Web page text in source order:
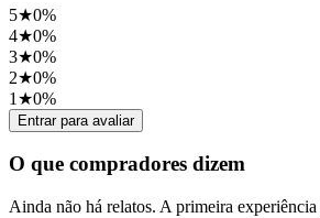
5★0%
4★0%
3★0%
2★0%
1 ★0%
Entrar para avaliar
O que compradores dizem
Ainda não há relatos. A primeira experiência